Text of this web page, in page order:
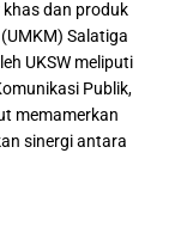
dan produk
Salatiga
UKSW meliputi
Publik,
memamerkan
sinergi antara